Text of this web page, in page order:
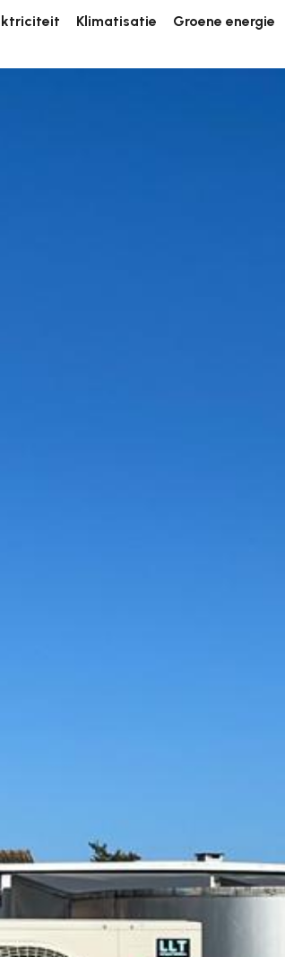
Klimatisatie Groene energie